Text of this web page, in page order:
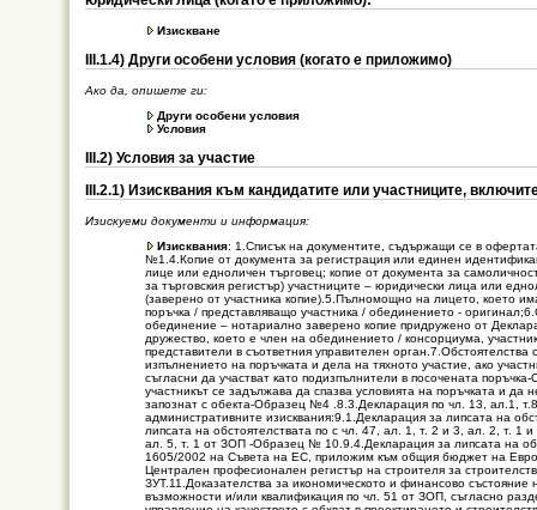
Изискване
ІІІ.1.4) Други особени условия (когато е приложимо)
Ако да, опишете ги:
Други особени условия
Условия
ІІІ.2) Условия за участие
ІІІ.2.1) Изисквания към кандидатите или участниците,
Изискуеми документи и информация:
Изисквания: 1.Списък на документите, съдържащи се в
№1.4.Копие от документа за регистрация или единен
лице или едноличен търговец; копие от документа за
за търговския регистър) участниците – юридически лица или
(заверено от участника копие).5.Пълномощно на лицето, което
поръчка / представляващо участника / обединението -
обединение – нотариално заверено копие придружено от
дружество, което е член на обединението / консорциума,
представители в съответния управителен
изпълнението на поръчката и дела на тяхното участие, ако
съгласни да участват като подизпълнители в посочената
участникът се задължава да спазва условията на поръчката и
запознат с обекта-Образец №4 .8.3.Декларация по чл. 13, ал.1,
административните изисквания:9.1.Декларация за липсата на
липсата на обстоятелствата по с чл. 47, ал. 1, т. 2 и 3, ал. 2, т.
ал. 5, т. 1 от ЗОП -Образец № 10.9.4.Декларация за липсата на
1605/2002 на Съвета на ЕС, приложим към общия бюджет на
Централен професионален регистър на строителя за
ЗУТ.11.Доказателства за икономическото и финансово
възможности и/или квалификация по чл. 51 от ЗОП, съгласно